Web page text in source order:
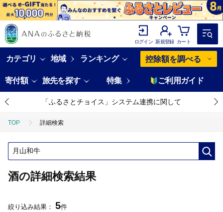
ログイン 新規登録 カート
カテゴリ 地域 ランキング 控除額を調べる
寄付額 旅先を探す 特集 ご利用ガイド
「ふるさとチョイス」システム連携に関して
TOP 詳細検索
酒の詳細検索結果
絞り込み結果： 5件